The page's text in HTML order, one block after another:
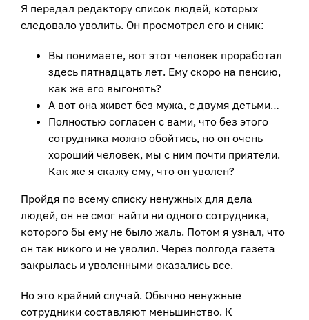
Я передал редактору список людей, которых
следовало уволить. Он просмотрел его и сник:
Вы понимаете, вот этот человек проработал
здесь пятнадцать лет. Ему скоро на пенсию,
как же его выгонять?
А вот она живет без мужа, с двумя детьми…
Полностью согласен с вами, что без этого
сотрудника можно обойтись, но он очень
хороший человек, мы с ним почти приятели.
Как же я скажу ему, что он уволен?
Пройдя по всему списку ненужных для дела
людей, он не смог найти ни одного сотрудника,
которого бы ему не было жаль. Потом я узнал, что
он так никого и не уволил. Через полгода газета
закрылась и уволенными оказались все.
Но это крайний случай. Обычно ненужные
сотрудники составляют меньшинство. К